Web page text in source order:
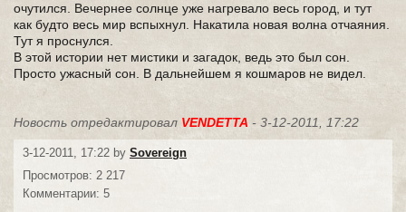
очутился. Вечернее солнце уже нагревало весь город, и тут
как будто весь мир вспыхнул. Накатила новая волна отчаяния.
Тут я проснулся.
В этой истории нет мистики и загадок, ведь это был сон.
Просто ужасный сон. В дальнейшем я кошмаров не видел.
Новость отредактировал VENDETTA - 3-12-2011, 17:22
3-12-2011, 17:22 by Sovereign
Просмотров: 2 217
Комментарии: 5